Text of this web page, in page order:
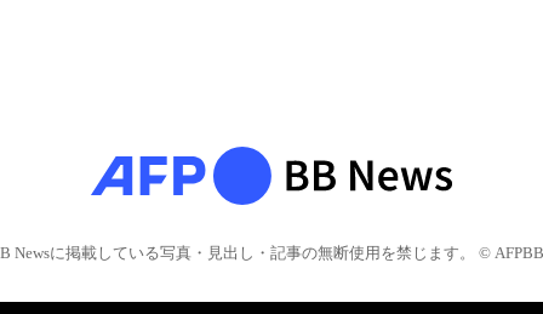
Newsに掲載している写真・見出し・記事の無断使用を禁じます。 © AFPBB